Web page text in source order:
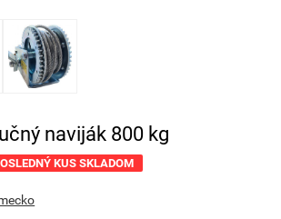
naviják 800 kg
KUS SKLADOM